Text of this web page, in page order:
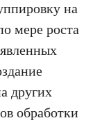
на
мере роста
других
обработки